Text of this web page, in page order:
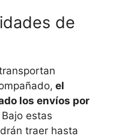
de
el
los envíos por
Bajo estas
traer hasta